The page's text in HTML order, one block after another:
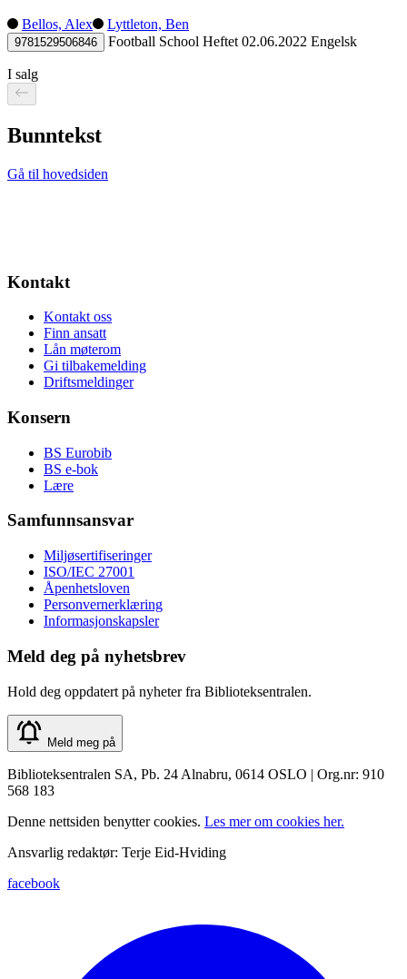
Bellos, Alex Lyttleton, Ben
9781529506846 Football School Heftet 02.06.2022 Engelsk
I salg
Bunntekst
Gå til hovedsiden
Kontakt
Kontakt oss
Finn ansatt
Lån møterom
Gi tilbakemelding
Driftsmeldinger
Konsern
BS Eurobib
BS e-bok
Lære
Samfunnsansvar
Miljøsertifiseringer
ISO/IEC 27001
Åpenhetsloven
Personvernerklæring
Informasjonskapsler
Meld deg på nyhetsbrev
Hold deg oppdatert på nyheter fra Biblioteksentralen.
Meld meg på
Biblioteksentralen SA, Pb. 24 Alnabru, 0614 OSLO | Org.nr: 910
568 183
Denne nettsiden benytter cookies. Les mer om cookies her.
Ansvarlig redaktør: Terje Eid-Hviding
facebook